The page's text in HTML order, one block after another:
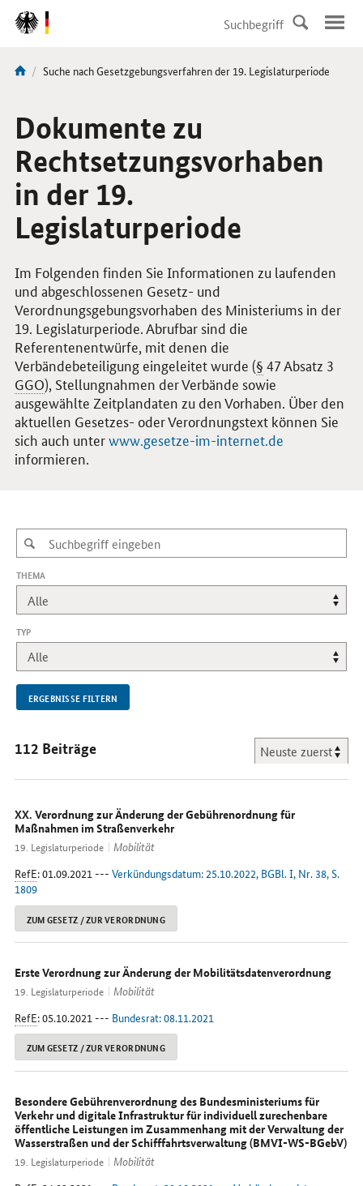
DirektZu:
Navigation
Sie
hier:
Aktuelle
Suche nach Gesetzgebungsverfahren der 19. Legislaturperiode
Dokumente zu
Rechtsetzungsvorhaben
in der 19.
Legislaturperiode
Im Folgenden finden Sie Informationen zu laufenden
und abgeschlossenen Gesetz- und
Verordnungsgebungsvorhaben des Ministeriums in der
19. Legislaturperiode. Abrufbar sind die
Referentenentwürfe, mit denen die
Verbändebeteiligung eingeleitet wurde (§ 47 Absatz 3
GGO), Stellungnahmen der Verbände sowie
ausgewählte Zeitplandaten zu den Vorhaben. Über den
aktuellen Gesetzes- oder Verordnungstext können Sie
sich auch unterwww.gesetze-im-internet.de
informieren.
THEMA
TYP
ERGEBNISSE FILTERN
112 Beiträge
XX. Verordnung zur Änderung der Gebührenordnung für
Maßnahmen im Straßenverkehr
19. Legislaturperiode
Mobilität
RefE: 01.09.2021 --- Verkündungsdatum: 25.10.2022, BGBl. I, Nr. 38, S.
1809
ZUM GESETZ / ZUR VERORDNUNG
Erste Verordnung zur Änderung der Mobilitätsdatenverordnung
19. Legislaturperiode
Mobilität
RefE: 05.10.2021 --- Bundesrat: 08.11.2021
ZUM GESETZ / ZUR VERORDNUNG
Besondere Gebührenverordnung des Bundesministeriums für
Verkehr und digitale Infrastruktur für individuell zurechenbare
öffentliche Leistungen im Zusammenhang mit der Verwaltung der
Wasserstraßen und der Schifffahrtsverwaltung (BMVI-WS-BGebV)
19. Legislaturperiode
Mobilität